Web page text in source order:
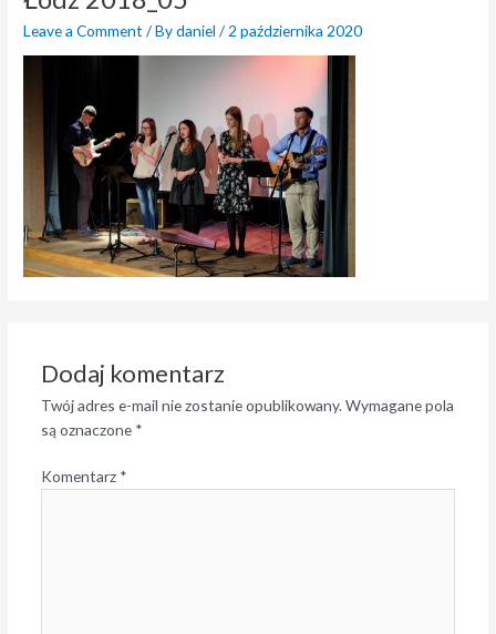
Leave a Comment / Bydaniel/ 2 października 2020
Dodaj komentarz
Twój adres e-mail nie zostanie opublikowany. Wymagane pola
są oznaczone *
Komentarz *